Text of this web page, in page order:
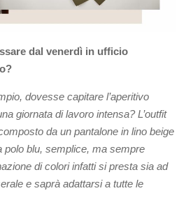
dal venerdì in ufficio
dovesse capitare l’aperitivo
giornata di lavoro intensa? L’outfit
da un pantalone in lino beige
polo blu, semplice, ma sempre
di colori infatti si presta sia ad
e saprà adattarsi a tutte le